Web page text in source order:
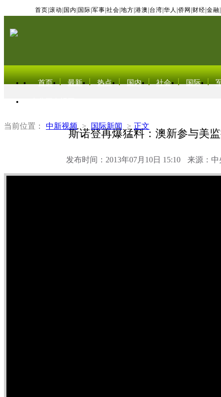
首页 滚动 国内 国际 军事 社会 地方 港澳 台湾 华人 侨网 财经 金融
首页 最新 热点 国内 社会 国际
当前位置： 中新视频 > 国际新闻 > 正文
斯诺登再爆猛料：澳新参与美
发布时间：2013年07月10日 15:10 来源：中